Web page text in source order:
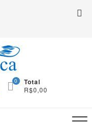
0 Total
R$0,00